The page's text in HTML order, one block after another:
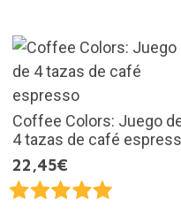
Coffee Colors: Juego
4 tazas de café
22,45€